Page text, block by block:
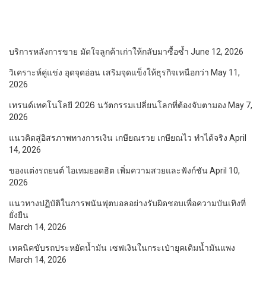
บริการหลังการขาย มัดใจลูกค้าเก่าให้กลับมาซื้อซ้ำ June 12, 2026
วิเคราะห์คู่แข่ง อุดจุดอ่อน เสริมจุดแข็งให้ธุรกิจเหนือกว่า May 11,
2026
เทรนด์เทคโนโลยี 2026 นวัตกรรมเปลี่ยนโลกที่ต้องจับตามอง May 7,
2026
แนวคิดสู่อิสรภาพทางการเงิน เกษียณรวย เกษียณไว ทำได้จริง April
14, 2026
ของแต่งรถยนต์ ไอเทมยอดฮิต เพิ่มความสวยและฟังก์ชันApril 10,
2026
แนวทางปฏิบัติในการพนันฟุตบอลอย่างรับผิดชอบเพื่อความบันเทิงที่
ยั่งยืน
March 14, 2026
เทคนิคขับรถประหยัดน้ำมัน เซฟเงินในกระเป๋ายุคเติมน้ำมันแพง
March 14, 2026